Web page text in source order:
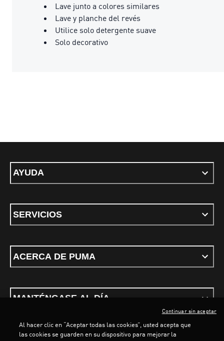
Lave junto a colores similares
Lave y planche del revés
Utilice solo detergente suave
Solo decorativo
AYUDA
SERVICIOS
ACERCA DE PUMA
MANTÉNGASE AL DÍA
Al hacer clic en “Aceptar todas las cookies”, usted acepta que
las cookies se guarden en su dispositivo para mejorar la
Continuar sin aceptar